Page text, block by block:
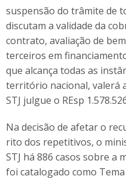
suspensão do trâmite de
discutam a validade da
contrato, avaliação de
terceiros em
que alcança todas as
território nacional, valerá
STJ julgue o REsp
Na decisão de afetar o
rito dos repetitivos, o
STJ há 886 casos sobre a
foi catalogado como Tema